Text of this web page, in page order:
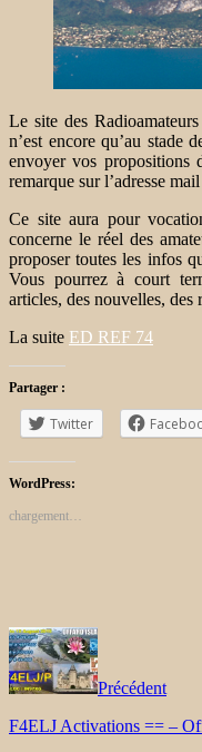
Le site des
n’est encore qu’au stade
envoyer vos propositions
remarque sur l’adresse
Ce site aura pour
concerne le réel des
proposer toutes les infos
Vous pourrez à court
articles, des nouvelles,
La suite ED REF 74
Partager :
Twitter
WordPress:
chargement…
Précédent
F4ELJ Activations == –